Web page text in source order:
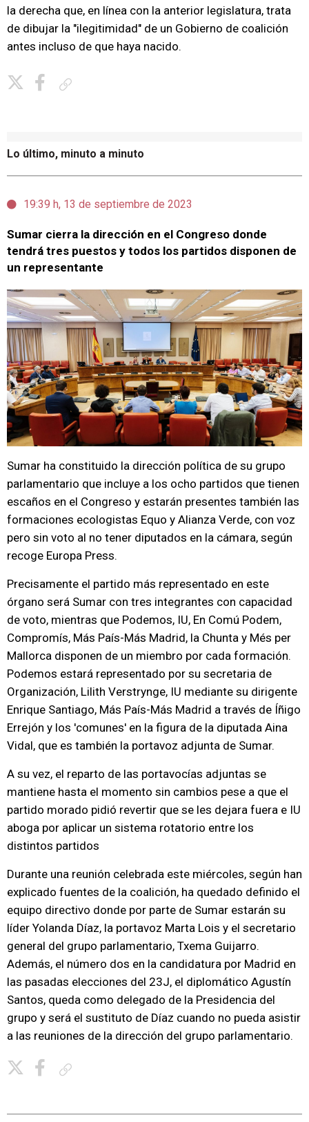
la derecha que, en línea con la anterior legislatura, trata
de dibujar la "ilegitimidad" de un Gobierno de coalición
antes incluso de que haya nacido.
Lo último, minuto a minuto
19:39 h, 13 de septiembre de 2023
Sumar cierra la dirección en el Congreso donde
tendrá tres puestos y todos los partidos disponen de
un representante
Sumar ha constituido la dirección política de su grupo
parlamentario que incluye a los ocho partidos que tienen
escaños en el Congreso y estarán presentes también las
formaciones ecologistas Equo y Alianza Verde, con voz
pero sin voto al no tener diputados en la cámara, según
recoge Europa Press.
Precisamente el partido más representado en este
órgano será Sumar con tres integrantes con capacidad
de voto, mientras que Podemos, IU, En Comú Podem,
Compromís, Más País-Más Madrid, la Chunta y Més per
Mallorca disponen de un miembro por cada formación.
Podemos estará representado por su secretaria de
Organización, Lilith Verstrynge, IU mediante su dirigente
Enrique Santiago, Más País-Más Madrid a través de Íñigo
Errejón y los 'comunes' en la figura de la diputada Aina
Vidal, que es también la portavoz adjunta de Sumar.
A su vez, el reparto de las portavocías adjuntas se
mantiene hasta el momento sin cambios pese a que el
partido morado pidió revertir que se les dejara fuera e IU
aboga por aplicar un sistema rotatorio entre los
distintos partidos
Durante una reunión celebrada este miércoles, según han
explicado fuentes de la coalición, ha quedado definido el
equipo directivo donde por parte de Sumar estarán su
líder Yolanda Díaz, la portavoz Marta Lois y el secretario
general del grupo parlamentario, Txema Guijarro.
Además, el número dos en la candidatura por Madrid en
las pasadas elecciones del 23J, el diplomático Agustín
Santos, queda como delegado de la Presidencia del
grupo y será el sustituto de Díaz cuando no pueda asistir
a las reuniones de la dirección del grupo parlamentario.